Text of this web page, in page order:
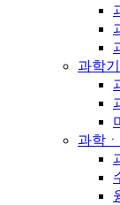
과학
과학